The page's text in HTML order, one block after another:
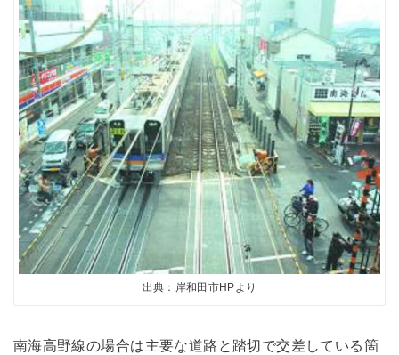
出典：岸和田市HPより
南海高野線の場合は主要な道路と踏切で交差している箇